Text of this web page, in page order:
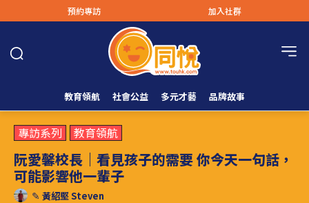
預約專訪 加入社群
教育領航 社會公益 多元才藝 品牌故事
專訪系列 教育領航
阮愛馨校長｜看見孩子的需要 你今天一句話，
可能影響他一輩子
✎ 黃紹堅 Steven